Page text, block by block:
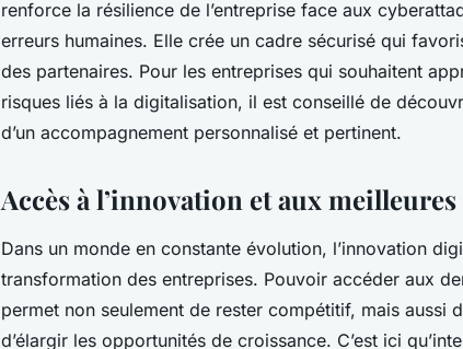
renforce la résilience de l’entreprise face aux
erreurs humaines. Elle crée un cadre sécurisé qui
des partenaires. Pour les entreprises qui souhaitent
risques liés à la digitalisation, il est conseillé de
d’un accompagnement personnalisé et pertinent.
Accès à l’innovation et aux
Dans un monde en constante évolution, l’innovation
transformation des entreprises. Pouvoir accéder aux
permet non seulement de rester compétitif, mais aussi
d’élargir les opportunités de croissance. C’est ici